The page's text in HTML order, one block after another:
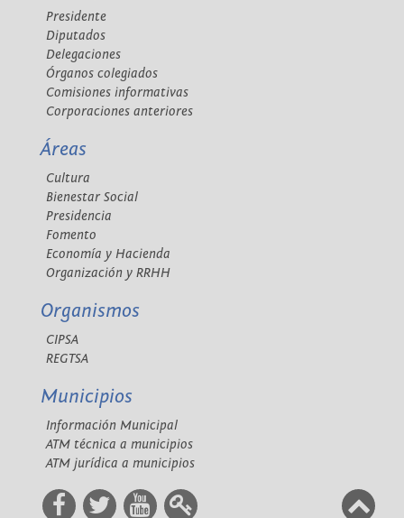
Presidente
Diputados
Delegaciones
Órganos colegiados
Comisiones informativas
Corporaciones anteriores
Áreas
Cultura
Bienestar Social
Presidencia
Fomento
Economía y Hacienda
Organización y RRHH
Organismos
CIPSA
REGTSA
Municipios
Información Municipal
ATM técnica a municipios
ATM jurídica a municipios